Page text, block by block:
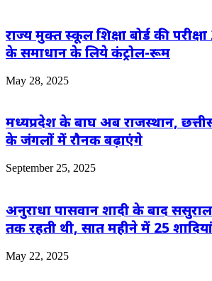
राज्य मुक्त स्कूल शिक्षा बोर्ड की
के समाधान के लिये कंट्रोल-रूम
May 28, 2025
मध्यप्रदेश के बाघ अब राजस्थान,
के जंगलों में रौनक बढ़ाएंगे
September 25, 2025
अनुराधा पासवान शादी के बाद
तक रहती थी, सात महीने में 25 शादियां
May 22, 2025